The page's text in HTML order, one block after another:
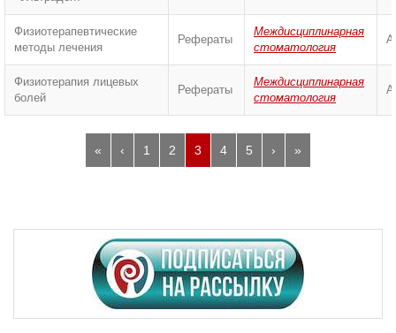
Физиотерапевтические
методы лечения
Рефераты
Междисциплинарная
стоматология
Физиотерапия лицевых
болей
Рефераты
Междисциплинарная
стоматология
« ‹ 1 2 3 4 5 › »